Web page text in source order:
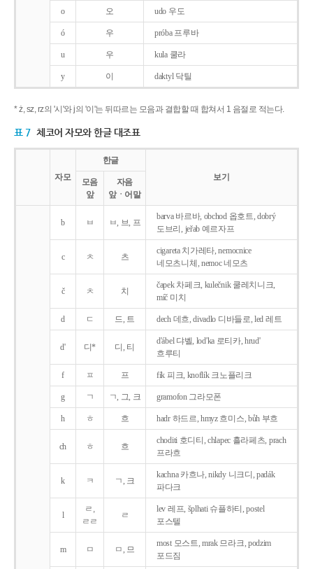
o 오 udo 우도
ó 우 próba 프루바
u 우 kula 쿨라
y 이 daktyl 닥틸
* ż, sz, rz의 '시'와 j의 '이'는 뒤따르는 모음과 결합할 때 합쳐서 1 음절로 적는다.
표 7 체코어 자모와 한글 대조표
자모
한글
보기
모음
앞
자음
앞ㆍ어말
b ㅂ ㅂ, 브, 프
barva 바르바, obchod 옵호트, dobrý
도브리, jeřab 예르자프
c ㅊ 츠
cigareta 치가레타, nemocnice
네모츠니체, nemoc 네모츠
č ㅊ 치
čapek 차페크, kulečnik 쿨레치니크,
míč 미치
d ㄷ 드, 트 dech 데흐, divadlo 디바들로, led 레트
d' 디* 디, 티
d'ábel 댜벨, lod'ka 로티카, hrud'
흐루티
f ㅍ 프 fík 피크, knoflík 크노플리크
g ㄱ ㄱ, 그, 크 gramofon 그라모폰
h ㅎ 흐 hadr 하드르, hmyz 흐미스, bůh 부흐
ch ㅎ 흐
choditi 호디티, chlapec 흘라페츠, prach
프라흐
k ㅋ ㄱ, 크
kachna 카흐나, nikdy 니크디, padák
파다크
l
ㄹ,
ㄹㄹ
ㄹ
lev 레프, šplhati 슈플하티, postel
포스텔
m ㅁ ㅁ, 므
most 모스트, mrak 므라크, podzim
포드짐